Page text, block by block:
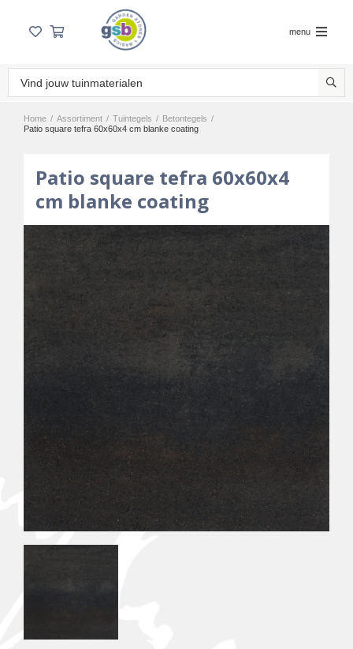
menu
Home / Assortiment / Tuintegels / Betontegels /
Patio square tefra 60x60x4 cm blanke coating
Patio square tefra 60x60x4
cm blanke coating